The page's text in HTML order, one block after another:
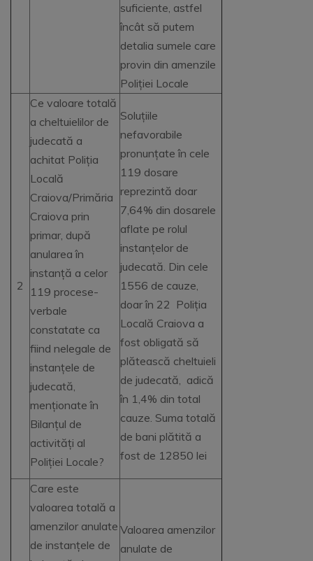
suficiente, astfel
încât să putem
detalia sumele care
provin din amenzile
Poliției Locale
2
Ce valoare totală
a cheltuielilor de
judecată a
achitat Poliția
Locală
Craiova/Primăria
Craiova prin
primar, după
anularea în
instanță a celor
119 procese-
verbale
constatate ca
fiind nelegale de
instanțele de
judecată,
menționate în
Bilanțul de
activități al
Poliției Locale?
Soluțiile
nefavorabile
pronunțate în cele
119 dosare
reprezintă doar
7,64% din dosarele
aflate pe rolul
instanțelor de
judecată. Din cele
1556 de cauze,
doar în 22 Poliția
Locală Craiova a
fost obligată să
plătească cheltuieli
de judecată, adică
în 1,4% din total
cauze. Suma totală
de bani plătită a
fost de 12850 lei
Care este
valoarea totală a
amenzilor anulate
de instanțele de
Valoarea amenzilor
anulate de